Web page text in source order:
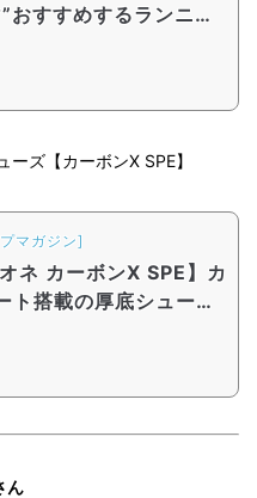
おすすめするランニン
とめ | 2020年4月
ズ【カーボンX SPE】
マガジン]
ネ カーボンX SPE】カ
ト搭載の厚底シューズ
ん